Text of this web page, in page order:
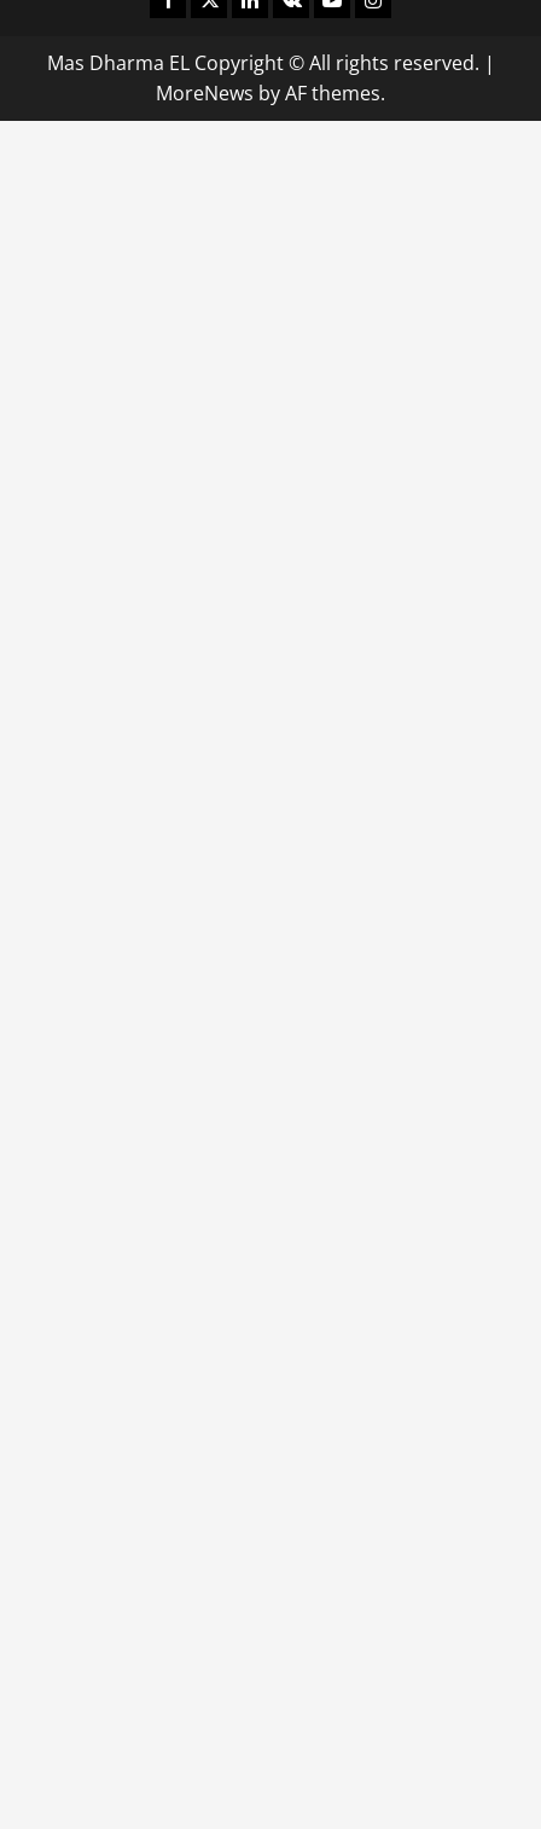
Mas Dharma EL Copyright © All rights reserved. |
MoreNews by AF themes.